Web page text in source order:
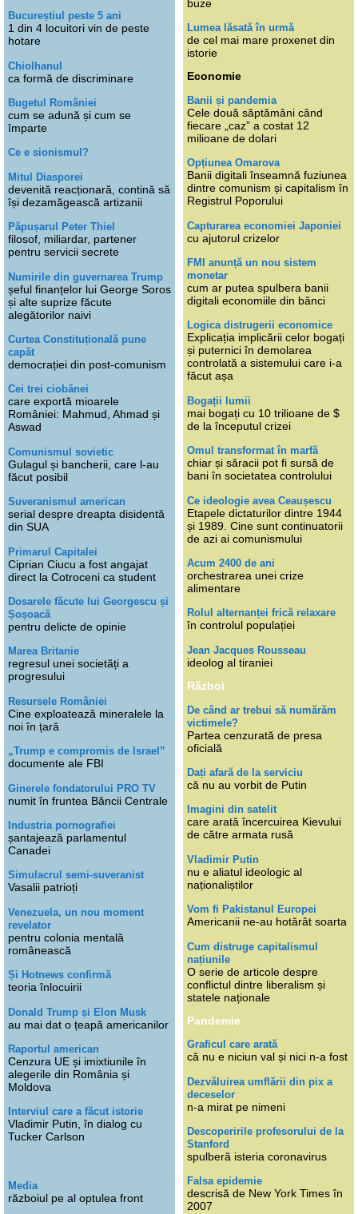
Bucureștiul peste 5 ani
1 din 4 locuitori vin de peste
hotare
Chiolhanul
ca formă de discriminare
Bugetul României
cum se adună și cum se
împarte
Ce e sionismul?
Mitul Diasporei
devenită reacționară, contină să
își dezamăgească artizanii
Păpușarul Peter Thiel
filosof, miliardar, partener
pentru servicii secrete
Numirile din guvernarea Trump
șeful finanțelor lui George Soros
și alte suprize făcute
alegătorilor naivi
Curtea Constituțională pune
capăt
democrației din post-comunism
Cei trei ciobănei
care exportă mioarele
României: Mahmud, Ahmad și
Aswad
Comunismul sovietic
Gulagul și bancherii, care l-au
făcut posibil
Suveranismul american
serial despre dreapta disidentă
din SUA
Primarul Capitalei
Ciprian Ciucu a fost angajat
direct la Cotroceni ca student
Dosarele făcute lui Georgescu și
Șoșoacă
pentru delicte de opinie
Marea Britanie
regresul unei societăți a
progresului
Resursele României
Cine exploatează mineralele la
noi în țară
„Trump e compromis de Israel”
documente ale FBI
Ginerele fondatorului PRO TV
numit în fruntea Băncii Centrale
Industria pornografiei
șantajează parlamentul
Canadei
Simulacrul semi-suveranist
Vasalii patrioți
Venezuela, un nou moment
revelator
pentru colonia mentală
românească
Și Hotnews confirmă
teoria înlocuirii
Donald Trump și Elon Musk
au mai dat o țeapă americanilor
Raportul american
Cenzura UE și imixtiunile în
alegerile din România și
Moldova
Interviul care a făcut istorie
Vladimir Putin, în dialog cu
Tucker Carlson
Media
războiul pe al optulea front
buze
Lumea lăsată în urmă
de cel mai mare proxenet din
istorie
Economie
Banii și pandemia
Cele două săptămâni când
fiecare „caz” a costat 12
milioane de dolari
Opțiunea Omarova
Banii digitali înseamnă fuziunea
dintre comunism și capitalism în
Registrul Poporului
Capturarea economiei Japoniei
cu ajutorul crizelor
FMI anunță un nou sistem
monetar
cum ar putea spulbera banii
digitali economiile din bănci
Logica distrugerii economice
Explicația implicării celor bogați
și puternici în demolarea
controlată a sistemului care i-a
făcut așa
Bogații lumii
mai bogați cu 10 trilioane de $
de la începutul crizei
Omul transformat în marfă
chiar și săracii pot fi sursă de
bani în societatea controlului
Ce ideologie avea Ceaușescu
Etapele dictaturilor dintre 1944
și 1989. Cine sunt continuatorii
de azi ai comunismului
Acum 2400 de ani
orchestrarea unei crize
alimentare
Rolul alternanței frică relaxare
în controlul populației
Jean Jacques Rousseau
ideolog al tiraniei
Război
De când ar trebui să numărăm
victimele?
Partea cenzurată de presa
oficială
Dați afară de la serviciu
că nu au vorbit de Putin
Imagini din satelit
care arată încercuirea Kievului
de către armata rusă
Vladimir Putin
nu e aliatul ideologic al
naționaliștilor
Vom fi Pakistanul Europei
Americanii ne-au hotărât soarta
Cum distruge capitalismul
națiunile
O serie de articole despre
conflictul dintre liberalism și
statele naționale
Pandemie
Graficul care arată
că nu e niciun val și nici n-a fost
Dezvăluirea umflării din pix a
deceselor
n-a mirat pe nimeni
Descoperirile profesorului de la
Stanford
spulberă isteria coronavirus
Falsa epidemie
descrisă de New York Times în
2007